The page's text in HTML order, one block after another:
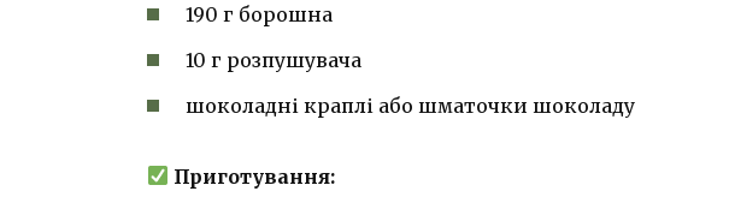
190 г борошна
10 г розпушувача
шоколадні краплі або шматочки шоколаду
Приготування: